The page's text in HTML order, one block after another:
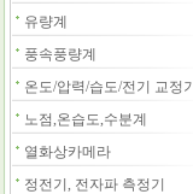
유량계
풍속풍량계
온도/압력/습도/전기 교정기
노점,온습도,수분계
열화상카메라
정전기, 전자파 측정기